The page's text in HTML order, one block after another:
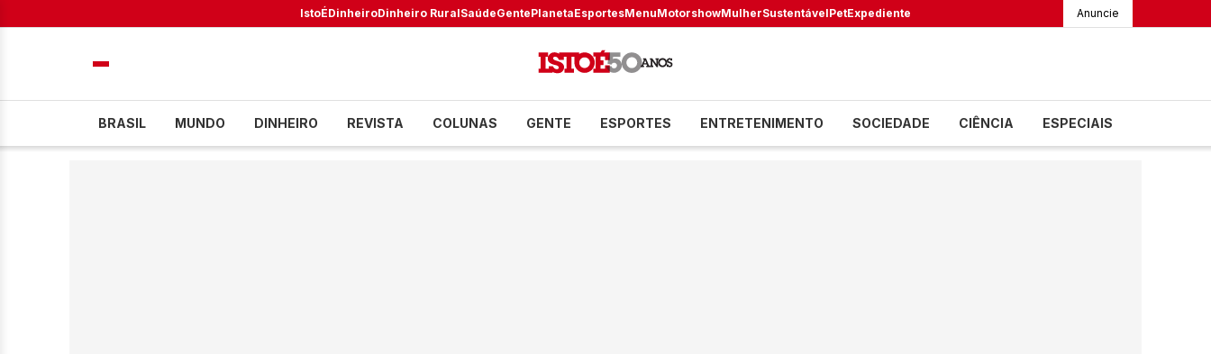
IstoÉDinheiroDinheiro RuralSaúdeGentePlanetaEsportesMenuMotorshowMulherSustentávelPetExpediente Anuncie
BRASIL MUNDO DINHEIRO REVISTA COLUNAS GENTE ESPORTES ENTRETENIMENTO SOCIEDADE CIÊNCIA ESPECIAIS